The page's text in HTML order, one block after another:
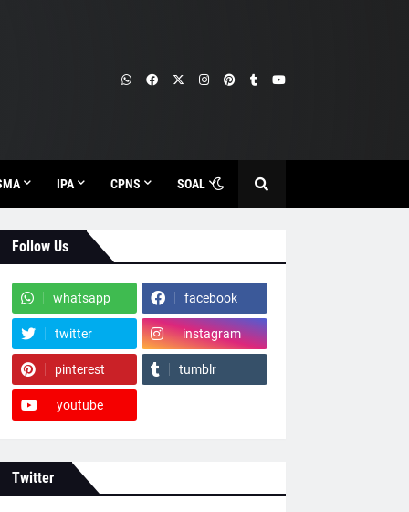
IPA CPNS SOAL
Follow Us
whatsapp facebook
twitter instagram
pinterest tumblr
youtube
Twitter